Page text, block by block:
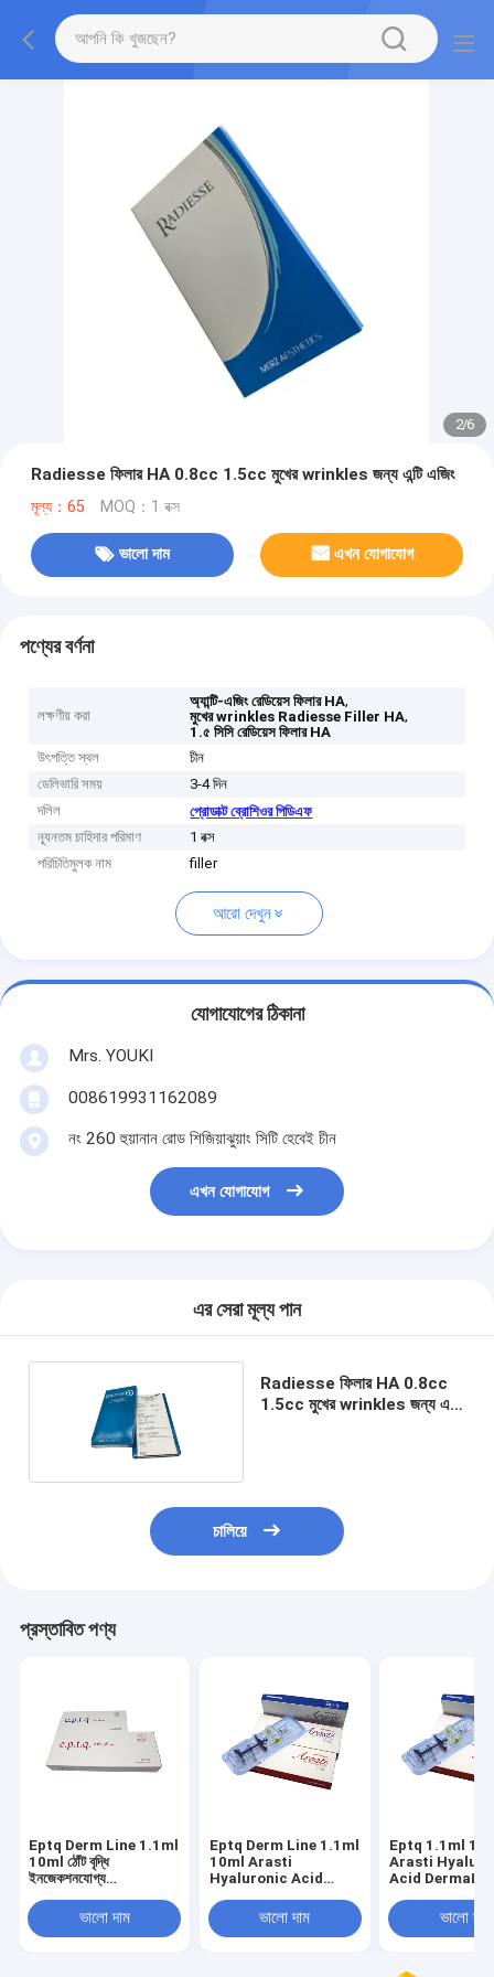
2/6
Radiesse ফিলার HA 0.8cc 1.5cc মুখের wrinkles জন্য এন্টি এজিং
মূল্য：65 MOQ：1 বক্স
ভালো দাম এখন যোগাযোগ
পণ্যের বর্ণনা
লক্ষণীয় করা
অ্যান্টি-এজিং রেডিয়েস ফিলার HA,
মুখের wrinkles Radiesse Filler HA,
1.৫ সিসি রেডিয়েস ফিলার HA
উৎপত্তি স্থল
চীন
ডেলিভারি সময়
3-4 দিন
দলিল
প্রোডাক্ট ব্রোশিওর পিডিএফ
ন্যূনতম চাহিদার পরিমাণ
1 বক্স
পরিচিতিমুলক নাম
filler
আরো দেখুন
যোগাযোগের ঠিকানা
Mrs. YOUKI
008619931162089
নং 260 হুয়ানান রোড শিজিয়াঝুয়াং সিটি হেবেই চীন
এখন যোগাযোগ
এর সেরা মূল্য পান
Radiesse ফিলার HA 0.8cc
1.5cc মুখের wrinkles জন্য এন্টি
চালিয়ে
প্রস্তাবিত পণ্য
Eptq Derm Line 1.1ml
10ml ঠোঁট বৃদ্ধি
ইনজেকশনযোগ্য
Dermal Filler Full Lip
ভালো দাম
Eptq Derm Line 1.1ml
10ml Arasti
Hyaluronic Acid
Augmentation
ইনজেকশনযোগ্য ডার্মাল ফিলার
ভালো দাম
Eptq 1.1ml
Arasti
Acid DermaLip
Injectable
Filler Full Lip
ভালো দাম